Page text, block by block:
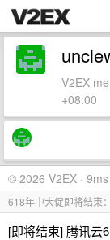
V2EX
+08:00
© 2026 V2EX ·
618年中大促即将结束
[即将结束] 腾讯云